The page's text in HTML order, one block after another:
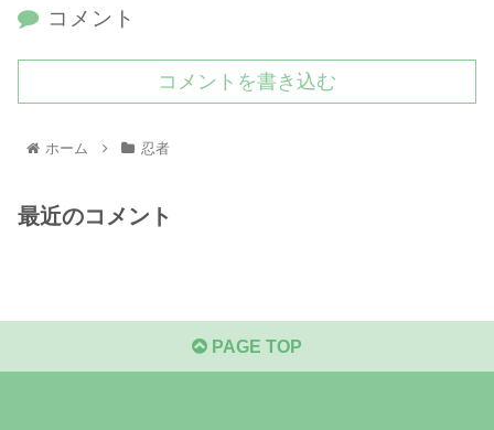
コメント
コメントを書き込む
ホーム 忍者
最近のコメント
PAGE TOP